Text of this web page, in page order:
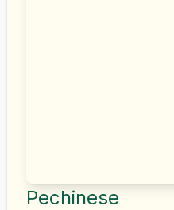
Pechinese